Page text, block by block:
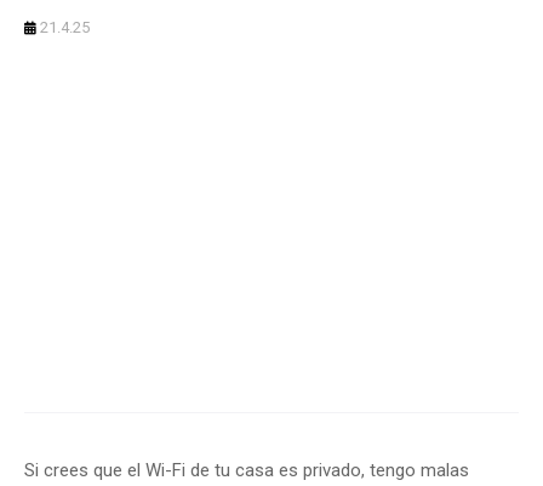
21.4.25
Si crees que el Wi-Fi de tu casa es privado, tengo malas